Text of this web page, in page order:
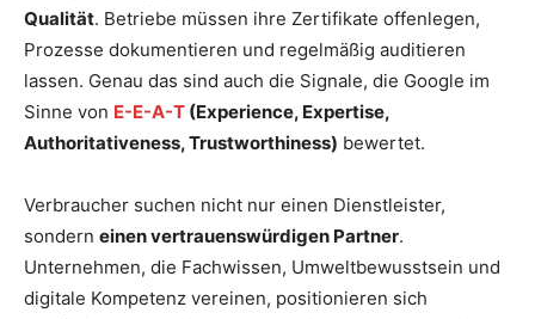
Qualität. Betriebe müssen ihre Zertifikate offenlegen,
Prozesse dokumentieren und regelmäßig auditieren
lassen. Genau das sind auch die Signale, die Google im
Sinne von E-E-A-T (Experience, Expertise,
Authoritativeness, Trustworthiness) bewertet.
Verbraucher suchen nicht nur einen Dienstleister,
sondern einen vertrauenswürdigen Partner.
Unternehmen, die Fachwissen, Umweltbewusstsein und
digitale Kompetenz vereinen, positionieren sich